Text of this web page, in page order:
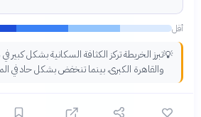
أقل
💡تبرز الخريطة تركز الكثافة السكانية بشكل كبير
والقاهرة الكبرى، بينما تنخفض بشكل حاد في